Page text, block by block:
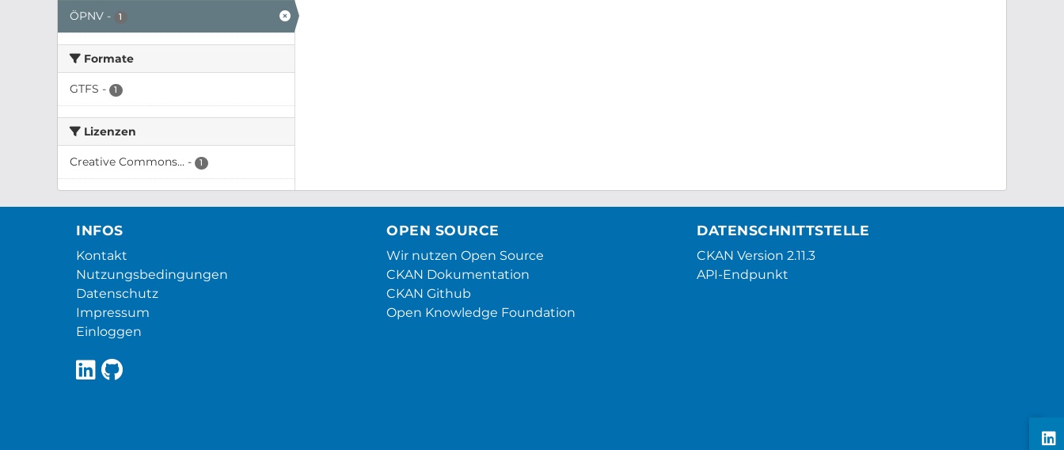
ÖPNV - 1
Formate
GTFS - 1
Lizenzen
Creative Commons... - 1
INFOS
Kontakt
Nutzungsbedingungen
Datenschutz
Impressum
Einloggen
OPEN SOURCE
Wir nutzen Open Source
CKAN Dokumentation
CKAN Github
Open Knowledge Foundation
DATENSCHNITTSTELLE
CKAN Version 2.11.3
API-Endpunkt